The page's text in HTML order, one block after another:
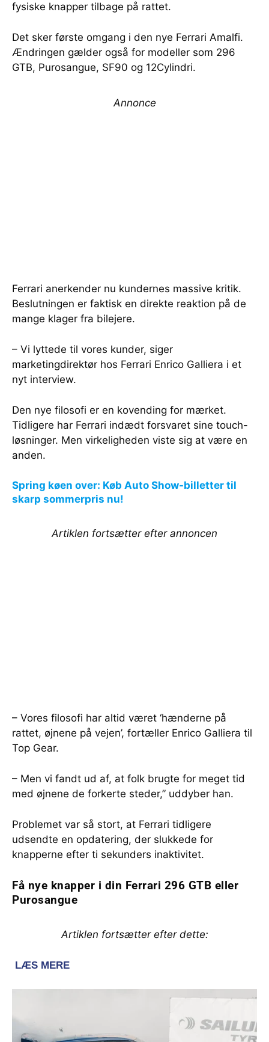
fysiske knapper tilbage på rattet.
Det sker første omgang i den nye Ferrari Amalfi.
Ændringen gælder også for modeller som 296
GTB, Purosangue, SF90 og 12Cylindri.
Annonce
Ferrari anerkender nu kundernes massive kritik.
Beslutningen er faktisk en direkte reaktion på de
mange klager fra bilejere.
– Vi lyttede til vores kunder, siger
marketingdirektør hos Ferrari Enrico Galliera i et
nyt interview.
Den nye filosofi er en kovending for mærket.
Tidligere har Ferrari indædt forsvaret sine touch-
løsninger. Men virkeligheden viste sig at være en
anden.
Spring køen over: Køb Auto Show-billetter til
skarp sommerpris nu!
Artiklen fortsætter efter annoncen
– Vores filosofi har altid været ‘hænderne på
rattet, øjnene på vejen’, fortæller Enrico Galliera til
Top Gear.
– Men vi fandt ud af, at folk brugte for meget tid
med øjnene de forkerte steder,” uddyber han.
Problemet var så stort, at Ferrari tidligere
udsendte en opdatering, der slukkede for
knapperne efter ti sekunders inaktivitet.
Få nye knapper i din Ferrari 296 GTB eller
Purosangue
Artiklen fortsætter efter dette: